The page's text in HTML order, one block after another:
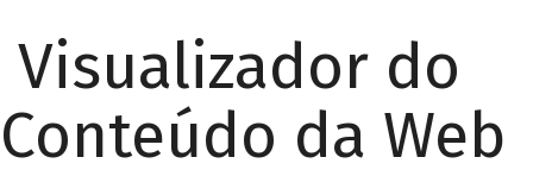
Visualizador do
Conteúdo da Web